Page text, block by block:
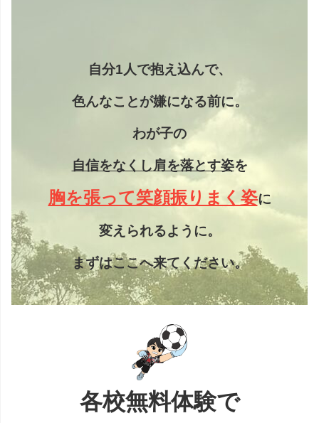
自分1人で抱え込んで、
色んなことが嫌になる前に。
わが子の
自信をなくし肩を落とす姿を
胸を張って笑顔振りまく姿に
変えられるように。
まずはここへ来てください。
各校無料体験で